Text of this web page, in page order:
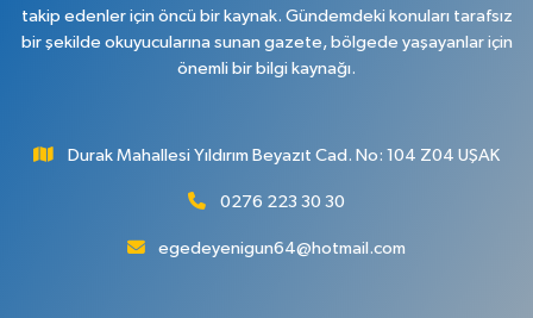
takip edenler için öncü bir kaynak. Gündemdeki konuları tarafsız
bir şekilde okuyucularına sunan gazete, bölgede yaşayanlar için
önemli bir bilgi kaynağı.
Durak Mahallesi Yıldırım Beyazıt Cad. No: 104 Z04 UŞAK
0276 223 30 30
egedeyenigun64@hotmail.com